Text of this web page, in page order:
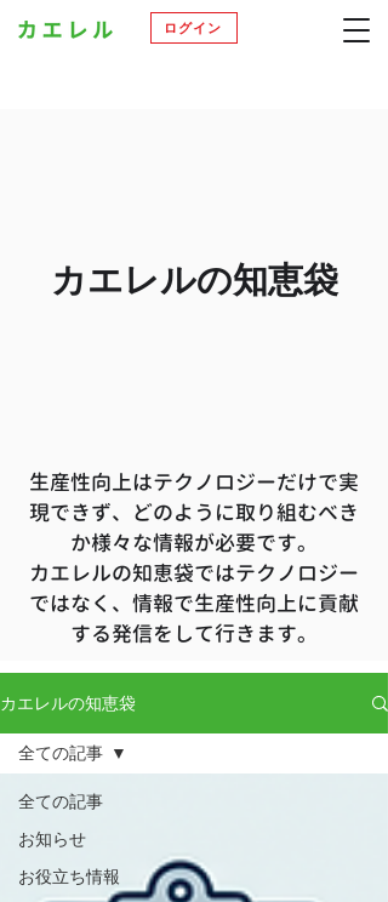
ログイン
​カエレルの知恵袋
生産性向上はテクノロジーだけで実
現できず、どのように取り組むべき
か様々な情報が必要です。
カエレルの知恵袋ではテクノロジー
ではなく、情報で生産性向上に貢献
する発信をして行きます。
カエレルの知恵袋
全ての記事
お知らせ
お役立ち情報
全ての記事